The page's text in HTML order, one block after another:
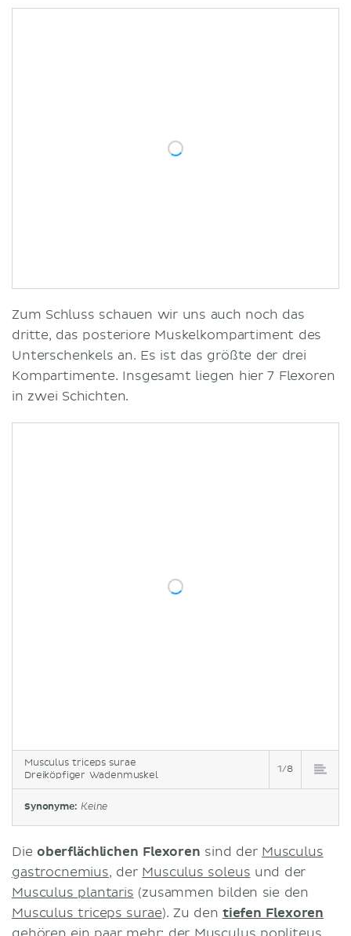
Zum Schluss schauen wir uns auch noch das
dritte, das posteriore Muskelkompartiment des
Unterschenkels an. Es ist das größte der drei
Kompartimente. Insgesamt liegen hier 7 Flexoren
in zwei Schichten.
Musculus triceps surae
Dreiköpfiger Wadenmuskel
1/8
Synonyme: Keine
Die oberflächlichen Flexoren sind der Musculus
gastrocnemius, der Musculus soleus und der
Musculus plantaris (zusammen bilden sie den
Musculus triceps surae). Zu den tiefen Flexoren